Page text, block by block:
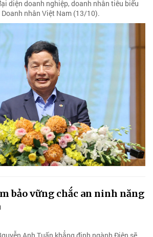
diện doanh nghiệp, doanh nhân tiêu biểu
nhân Việt Nam (13/10).
bảo vững chắc an ninh năng
Anh Tuấn khẳng định ngành Điện sẽ